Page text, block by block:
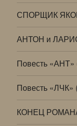
СПОРЩИК
АНТОН и
Повесть
Повесть «ЛЧК»
КОНЕЦ